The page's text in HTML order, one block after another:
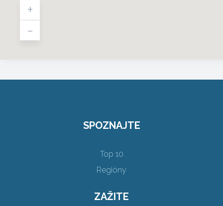
+
-
SPOZNAJTE
Top 10
Regióny
ZAŽITE